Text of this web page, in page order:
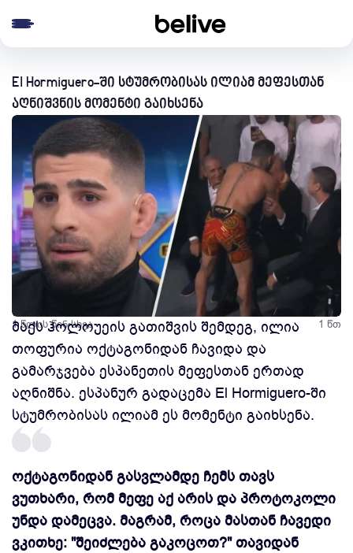
El Hormiguero-ში სტუმრობისას ილიამ მეფესთან
აღნიშვნის მომენტი გაიხსენა
1 წლის წინ სხვა 1 წთ
მაქს ჰოლოუეის გათიშვის შემდეგ, ილია
თოფურია ოქტაგონიდან ჩავიდა და
გამარჯვება ესპანეთის მეფესთან ერთად
აღნიშნა. ესპანურ გადაცემა El Hormiguero-ში
სტუმრობისას ილიამ ეს მომენტი გაიხსენა.
ოქტაგონიდან გასვლამდე ჩემს თავს
ვუთხარი, რომ მეფე აქ არის და პროტოკოლი
უნდა დამეცვა. მაგრამ, როცა მასთან ჩავედი
ვკითხე: "შეიძლება გაკოცოთ?" თავიდან